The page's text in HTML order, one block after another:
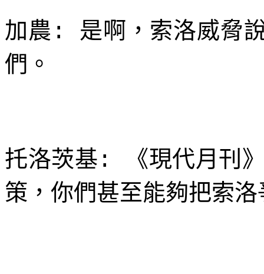
加農 : 是啊，索洛威脅
們。
托洛茨基 :
《現代月刊
策，你們甚至能夠把索